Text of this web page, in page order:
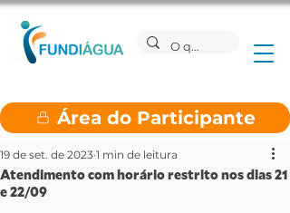
Área do Participante
Atendimento com horário restrito nos dias 21
e 22/09
19 de set. de 2023 1 min de leitura